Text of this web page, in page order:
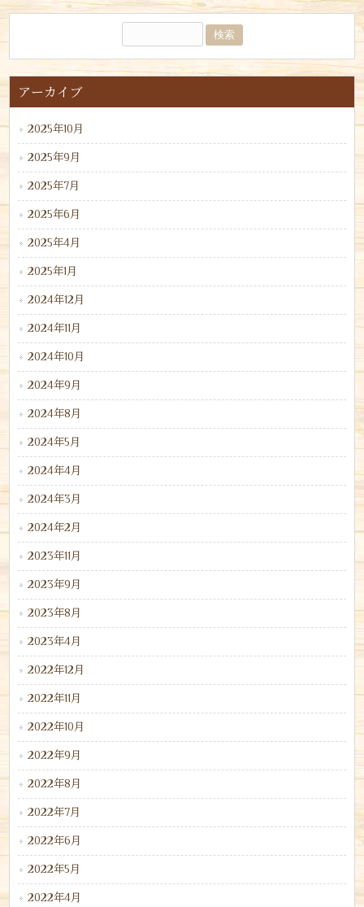
アーカイブ
2025年10月
2025年9月
2025年7月
2025年6月
2025年4月
2025年1月
2024年12月
2024年11月
2024年10月
2024年9月
2024年8月
2024年5月
2024年4月
2024年3月
2024年2月
2023年11月
2023年9月
2023年8月
2023年4月
2022年12月
2022年11月
2022年10月
2022年9月
2022年8月
2022年7月
2022年6月
2022年5月
2022年4月